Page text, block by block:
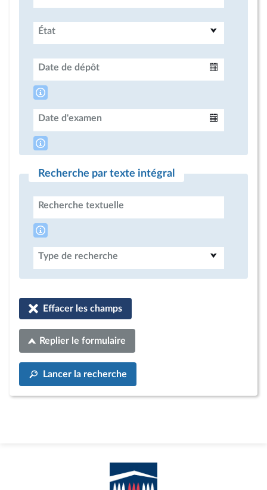
État
Date de dépôt
Date d'examen
Recherche par texte intégral
Recherche textuelle
Type de recherche
Effacer les champs
Replier le formulaire
Lancer la recherche